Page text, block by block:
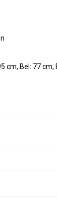
cm, Bel: 77 cm,